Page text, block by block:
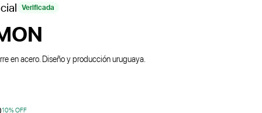
Verificada
en acero. Diseño y producción uruguaya.
10% OFF